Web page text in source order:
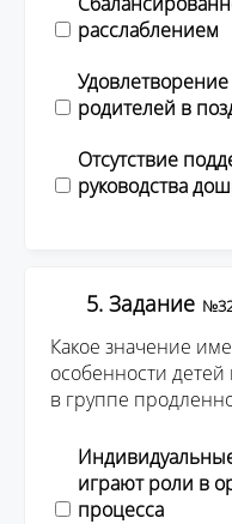
расслаблением
родителей в
Отсутствие
руководства
5. Задание
Какое значение
особенности
в группе
играют роли в
процесса